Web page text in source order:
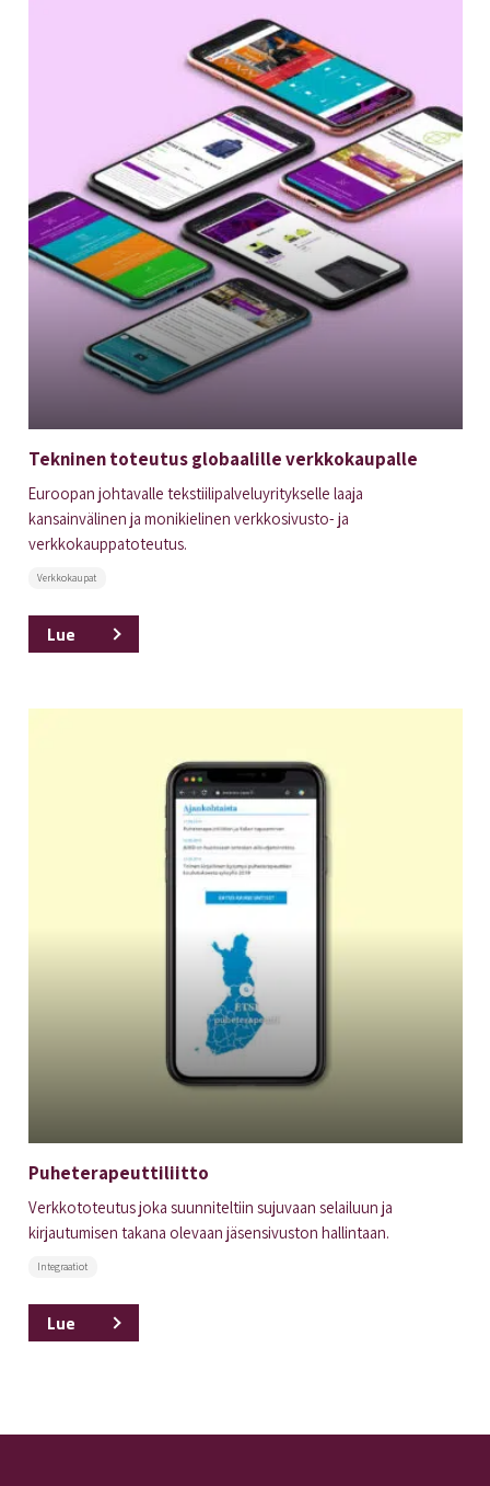
Tekninen toteutus globaalille verkkokaupalle
Euroopan johtavalle tekstiilipalveluyritykselle laaja
kansainvälinen ja monikielinen verkkosivusto- ja
verkkokauppatoteutus.
Verkkokaupat
Lue
Puheterapeutti­liitto
Verkkototeutus joka suunniteltiin sujuvaan selailuun ja
kirjautumisen takana olevaan jäsensivuston hallintaan.
Integraatiot
Lue